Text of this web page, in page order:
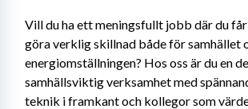
Vill du ha ett meningsfullt jobb där du
göra verklig skillnad både för samhället
energiomställningen? Hos oss är du en
samhällsviktig verksamhet med
teknik i framkant och kollegor som